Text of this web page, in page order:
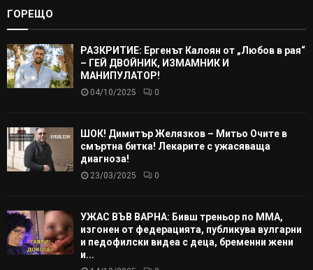
ГОРЕЩО
РАЗКРИТИЕ: Ергенът Калоян от „Любов в рая“
– ГЕЙ ДВОЙНИК, ИЗМАМНИК И
МАНИПУЛАТОР!
04/10/2025 0
ШОК! Димитър Желязков – Митьо Очите в
смъртна битка! Лекарите с ужасяваща
диагноза!
23/03/2025 0
УЖАС ВЪВ ВАРНА: Бивш треньор по ММА,
изгонен от федерацията, публикува вулгарни
и педофилски видеа с деца, бременни жени
и...